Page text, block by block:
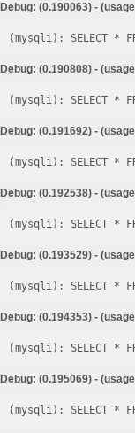
Debug: (0.190063) -
Debug: (0.190808) -
Debug: (0.191692) -
Debug: (0.192538) -
Debug: (0.193529) -
Debug: (0.194353) -
Debug: (0.195069) -